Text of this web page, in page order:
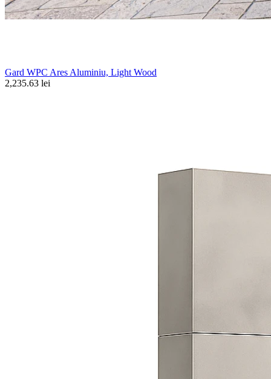
Gard WPC Ares Aluminiu, Light Wood
2,235.63 lei